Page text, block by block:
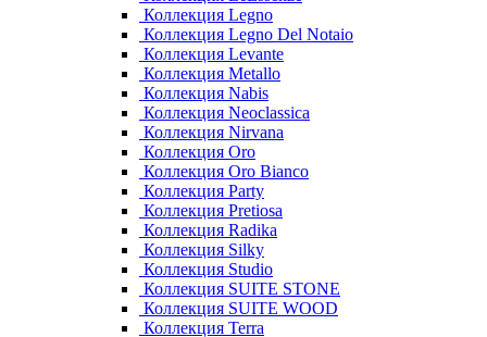
Коллекция Legno
Коллекция Legno Del Notaio
Коллекция Levante
Коллекция Metallo
Коллекция Nabis
Коллекция Neoclassica
Коллекция Nirvana
Коллекция Oro
Коллекция Oro Bianco
Коллекция Party
Коллекция Pretiosa
Коллекция Radika
Коллекция Silky
Коллекция Studio
Коллекция SUITE STONE
Коллекция SUITE WOOD
Коллекция Terra